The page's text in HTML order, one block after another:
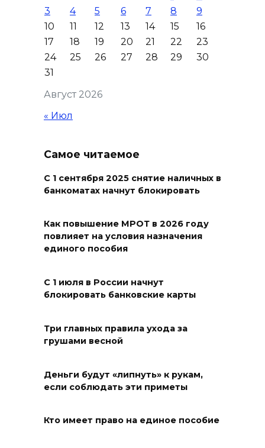
Платовский
08 августа 2026 17:18
Это стало нашей традицией:
самодельные поилки для
бездомных животных
на субботник в парке
Островского
Сносить нельзя, сохранять
спасают доходный дом
Рувинского от запустения
В Волгодонске мужчина
бывшей жены, эвакуированы
7 человек
Август 2026
3
4 5 6 7 8
9
10
11 12 13 14 15
16
17
18 19 20 21 22
23
24
25 26 27 28 29
30
31
« Июл
Самое читаемое
С 1 сентября 2025 снятие наличных в
банкоматах начнут блокировать
Как повышение МРОТ в 2026 году
повлияет на условия назначения
единого пособия
С 1 июля в России начнут
блокировать банковские карты
Три главных правила ухода за
грушами весной
Деньги будут «липнуть» к рукам,
если соблюдать эти приметы
Кто имеет право на единое пособие